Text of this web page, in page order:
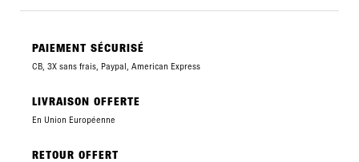
PAIEMENT SÉCURISÉ
CB, 3X sans frais, Paypal, American Express
LIVRAISON OFFERTE
En Union Européenne
RETOUR OFFERT